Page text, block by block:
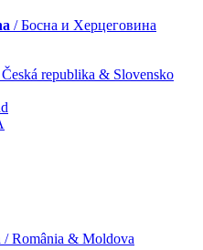
/ Босна и Херцеговина
republika & Slovensko
/ România & Moldova